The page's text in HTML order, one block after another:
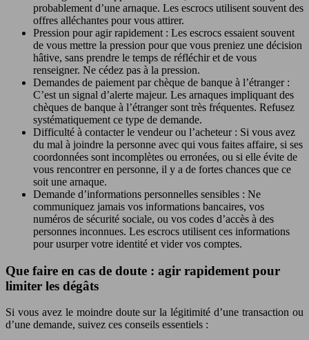
probablement d’une arnaque. Les escrocs utilisent souvent des
offres alléchantes pour vous attirer.
Pression pour agir rapidement : Les escrocs essaient souvent
de vous mettre la pression pour que vous preniez une décision
hâtive, sans prendre le temps de réfléchir et de vous
renseigner. Ne cédez pas à la pression.
Demandes de paiement par chèque de banque à l’étranger :
C’est un signal d’alerte majeur. Les arnaques impliquant des
chèques de banque à l’étranger sont très fréquentes. Refusez
systématiquement ce type de demande.
Difficulté à contacter le vendeur ou l’acheteur : Si vous avez
du mal à joindre la personne avec qui vous faites affaire, si ses
coordonnées sont incomplètes ou erronées, ou si elle évite de
vous rencontrer en personne, il y a de fortes chances que ce
soit une arnaque.
Demande d’informations personnelles sensibles : Ne
communiquez jamais vos informations bancaires, vos
numéros de sécurité sociale, ou vos codes d’accès à des
personnes inconnues. Les escrocs utilisent ces informations
pour usurper votre identité et vider vos comptes.
Que faire en cas de doute : agir rapidement pour
limiter les dégâts
Si vous avez le moindre doute sur la légitimité d’une transaction ou
d’une demande, suivez ces conseils essentiels :